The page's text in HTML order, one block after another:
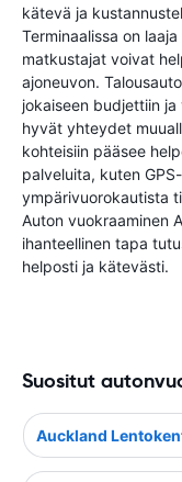
kätevä ja
Terminaalissa on
matkustajat voivat
ajoneuvon.
jokaiseen budjettiin
hyvät yhteydet
kohteisiin pääsee
palveluita, kuten
ympärivuorokautista
Auton vuokraaminen
ihanteellinen tapa
helposti ja kätevästi.
Suositut
Auckland